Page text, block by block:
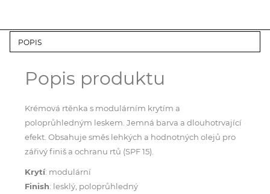
POPIS
Popis produktu
Krémová rtěnka s modulárním krytím a
poloprůhledným leskem. Jemná barva a dlouhotrvající
efekt. Obsahuje směs lehkých a hodnotných olejů pro
zářivý finiš a ochranu rtů (SPF 15).
Krytí: modulární
Finish: lesklý, poloprůhledný